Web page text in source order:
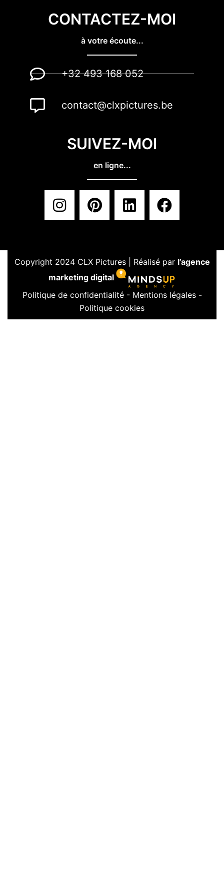
CONTACTEZ-MOI
à votre écoute...
+32 493 168 052
contact@clxpictures.be
SUIVEZ-MOI
en ligne...
Copyright 2024 CLX Pictures | Réalisé par l’agence
marketing digital
Politique de confidentialité - Mentions légales -
Politique cookies